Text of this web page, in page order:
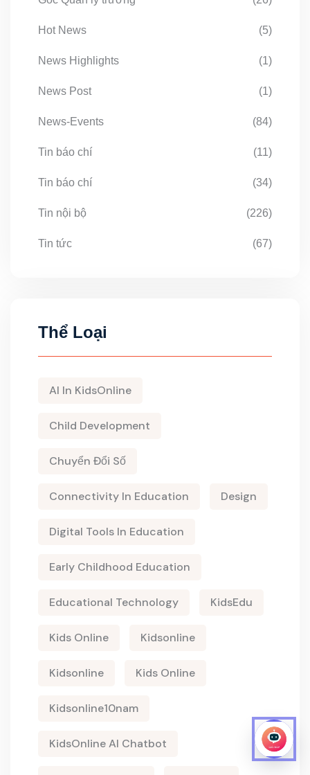
Hot News (5)
News Highlights (1)
News Post (1)
News-Events (84)
Tin báo chí (11)
Tin báo chí (34)
Tin nội bộ (226)
Tin tức (67)
Thể Loại
AI In KidsOnline
Child Development
Chuyển Đổi Số
Connectivity In Education Design
Digital Tools In Education
Early Childhood Education
Educational Technology KidsEdu
Kids Online Kidsonline
Kidsonline Kids Online
Kidsonline10nam
KidsOnline AI Chatbot